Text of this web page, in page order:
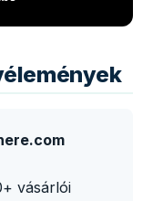
vásárlói